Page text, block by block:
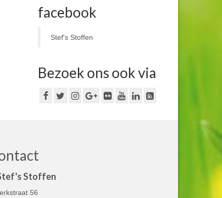
facebook
Stef's Stoffen
Bezoek ons ook via
Stoffen
56